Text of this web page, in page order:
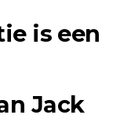
is een
Jack